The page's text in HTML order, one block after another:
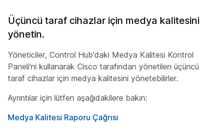
Üçüncü taraf cihazlar için medya kalitesini
yönetin.
Yöneticiler, Control Hub'daki Medya Kalitesi Kontrol
Paneli'ni kullanarak Cisco tarafından yönetilen üçüncü
taraf cihazlar için medya kalitesini yönetebilirler.
Ayrıntılar için lütfen aşağıdakilere bakın:
Medya Kalitesi Raporu Çağrısı